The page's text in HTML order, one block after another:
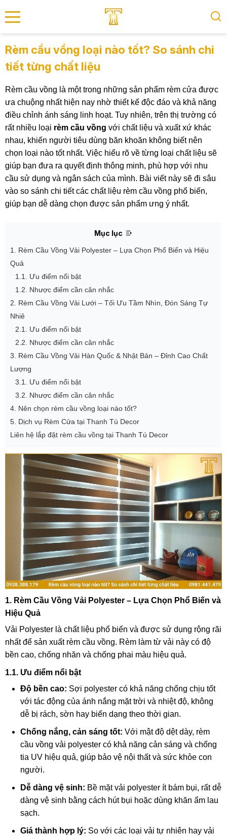
menu
Rèm cầu vồng loại nào tốt? So sánh chi
tiết từng chất liệu
Rèm cầu vồng là một trong những sản phẩm rèm cửa được
ưa chuộng nhất hiện nay nhờ thiết kế độc đáo và khả năng
điều chỉnh ánh sáng linh hoạt. Tuy nhiên, trên thị trường có
rất nhiều loại rèm cầu vồng với chất liệu và xuất xứ khác
nhau, khiến người tiêu dùng băn khoăn không biết nên
chọn loại nào tốt nhất. Việc hiểu rõ về từng loại chất liệu sẽ
giúp bạn đưa ra quyết định thông minh, phù hợp với nhu
cầu sử dụng và ngân sách của mình. Bài viết này sẽ đi sâu
vào so sánh chi tiết các chất liệu rèm cầu vồng phổ biến,
giúp bạn dễ dàng chọn được sản phẩm ưng ý nhất.
Mục lục
1. Rèm Cầu Vồng Vải Polyester – Lựa Chọn Phổ Biến và Hiệu
Quả
1.1. Ưu điểm nổi bật
1.2. Nhược điểm cần cân nhắc
2. Rèm Cầu Vồng Vải Lưới – Tối Ưu Tầm Nhìn, Đón Sáng Tự
Nhiê
2.1. Ưu điểm nổi bật
2.2. Nhược điểm cần cân nhắc
3. Rèm Cầu Vồng Vải Hàn Quốc & Nhật Bản – Đỉnh Cao Chất
Lượng
3.1. Ưu điểm nổi bật
3.2. Nhược điểm cần cân nhắc
4. Nên chọn rèm cầu vồng loại nào tốt?
5. Dịch vụ Rèm Cửa tại Thanh Tú Decor
Liên hệ lắp đặt rèm cầu vồng tại Thanh Tú Decor
1. Rèm Cầu Vồng Vải Polyester – Lựa Chọn Phổ Biến và
Hiệu Quả
Vải Polyester là chất liệu phổ biến và được sử dụng rộng rãi
nhất để sản xuất rèm cầu vồng. Rèm làm từ vải này có độ
bền cao, chống nhăn và chống phai màu hiệu quả.
1.1. Ưu điểm nổi bật
Độ bền cao: Sợi polyester có khả năng chống chịu tốt
với tác động của ánh nắng mặt trời và nhiệt độ, không
dễ bị rách, sờn hay biến dạng theo thời gian.
Chống nắng, cản sáng tốt: Với mật độ dệt dày, rèm
cầu vồng vải polyester có khả năng cản sáng và chống
tia UV hiệu quả, giúp bảo vệ nội thất và sức khỏe con
người.
Dễ dàng vệ sinh: Bề mặt vải polyester ít bám bụi, rất dễ
dàng vệ sinh bằng cách hút bụi hoặc dùng khăn ẩm lau
sạch.
Giá thành hợp lý: So với các loại vải tự nhiên hay vải